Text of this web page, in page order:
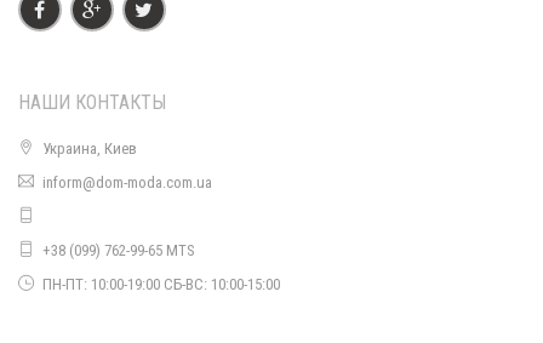
НАШИ КОНТАКТЫ
Украина, Киев
inform@dom-moda.com.ua
+38 (099) 762-99-65 MTS
ПН-ПТ: 10:00-19:00 СБ-ВС: 10:00-15:00